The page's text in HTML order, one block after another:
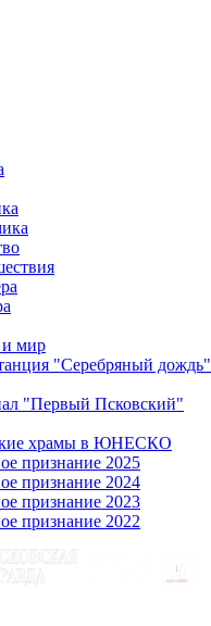
и мир
"Серебряный дождь"
"Первый Псковский"
храмы в ЮНЕСКО
признание 2025
признание 2024
признание 2023
признание 2022